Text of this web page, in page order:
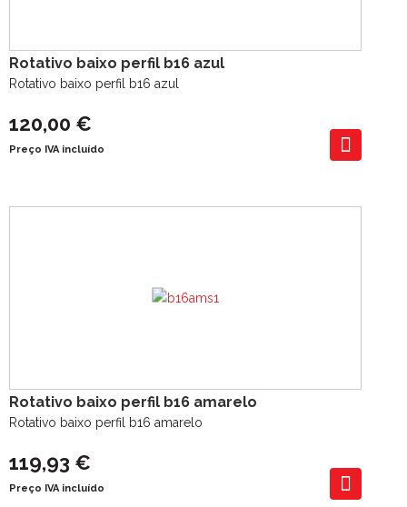
Rotativo baixo perfil b16 azul
Rotativo baixo perfil b16 azul
120,00 €
Preço IVA incluído
Rotativo baixo perfil b16 amarelo
Rotativo baixo perfil b16 amarelo
119,93 €
Preço IVA incluído